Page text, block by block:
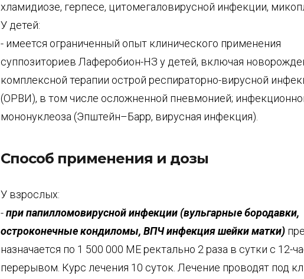
хламидиозе, герпесе, цитомегаловирусной инфекции,
У детей:
- имеется ограниченный опыт клинического применения
суппозиториев Лаферобион-НЗ у детей, включая
комплексной терапии острой респираторно-вирусной
(ОРВИ), в том числе осложненной пневмонией;
мононуклеоза (Эпштейн–Барр, вирусная инфекция).
Способ применения и дозы
У взрослых:
-при папилломовирусной инфекции (вульгарные бородавки,
остроконечные кондиломы, ВПЧ инфекция шейки матки)
назначается по 1 500 000 МЕ ректально 2 раза в сутки с 12-
перерывом. Курс лечения 10 суток. Лечение проводят под